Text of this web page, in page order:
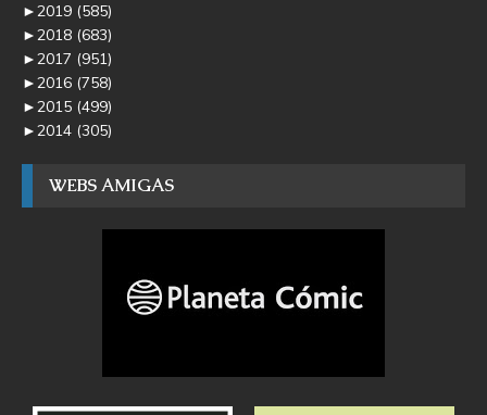
►2019 (585)
►2018 (683)
►2017 (951)
►2016 (758)
►2015 (499)
►2014 (305)
WEBS AMIGAS